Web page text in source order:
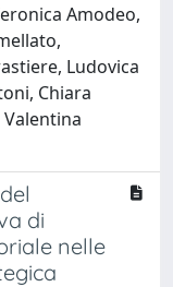
Amodeo,
Ludovica
Chiara
di
nelle